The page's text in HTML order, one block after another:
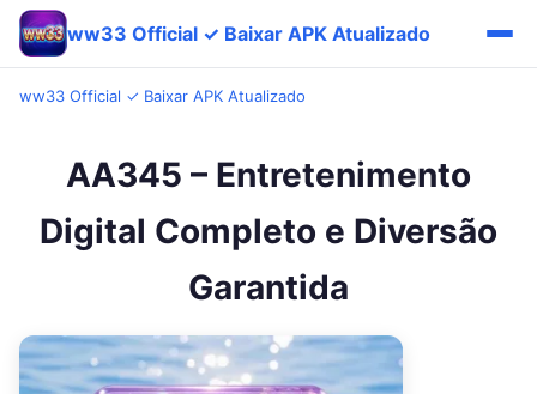
ww33 Official ✓ Baixar APK Atualizado
ww33 Official ✓ Baixar APK Atualizado
AA345 – Entretenimento
Digital Completo e Diversão
Garantida